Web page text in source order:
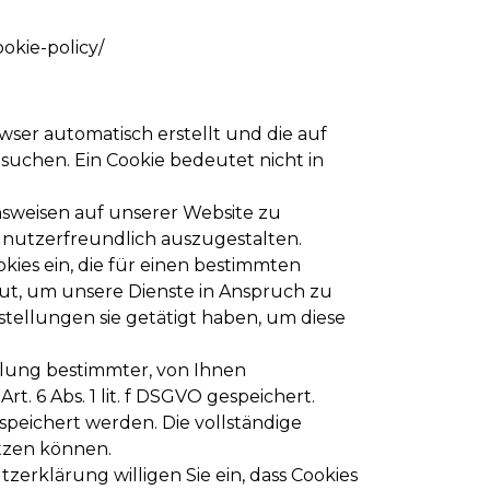
policy/
automatisch erstellt und die auf
Ein Cookie bedeutet nicht in
auf unserer Website zu
auszugestalten.
ein, die für einen bestimmten
um unsere Dienste in Anspruch zu
sie getätigt haben, um diese
bestimmter, von Ihnen
6 Abs. 1 lit. f DSGVO gespeichert.
werden. Die vollständige
können.
willigen Sie ein, dass Cookies